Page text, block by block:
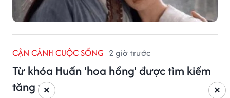
CẬN CẢNH CUỘC SỐNG 2 giờ trước
Từ khóa Huấn 'hoa hồng' được tìm kiếm
tăng vọt
×
×